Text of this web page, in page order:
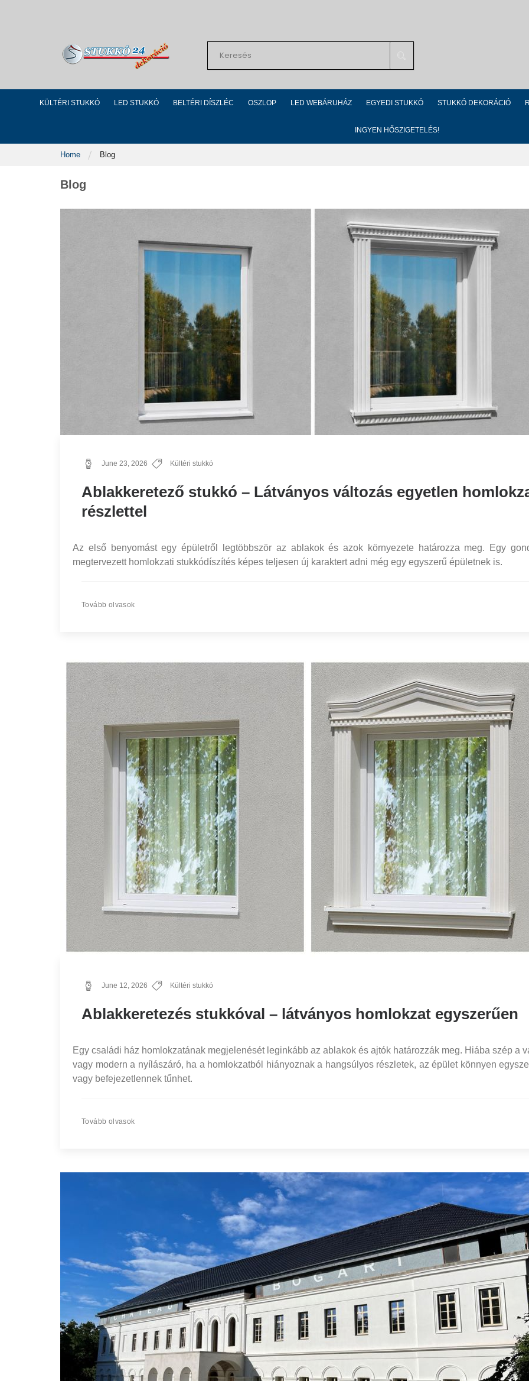
KÜLTÉRI STUKKÓ LED STUKKÓ BELTÉRI DÍSZLÉC OSZLOP LED WEBÁRUHÁZ EGYEDI STUKKÓ STUKKÓ DEKORÁCIÓ
INGYEN HŐSZIGETELÉS!
Home Blog
Blog
June 23, 2026 Kültéri stukkó
Ablakkeretező stukkó – Látványos változás egyetlen
részlettel
Az első benyomást egy épületről legtöbbször az ablakok és azok környezete határozza meg. Egy
megtervezett homlokzati stukkódíszítés képes teljesen új karaktert adni még egy egyszerű épületnek is.
Tovább olvasok
June 12, 2026 Kültéri stukkó
Ablakkeretezés stukkóval – látványos homlokzat egyszerűen
Egy családi ház homlokzatának megjelenését leginkább az ablakok és ajtók határozzák meg. Hiába szép a
vagy modern a nyílászáró, ha a homlokzatból hiányoznak a hangsúlyos részletek, az épület könnyen
vagy befejezetlennek tűnhet.
Tovább olvasok